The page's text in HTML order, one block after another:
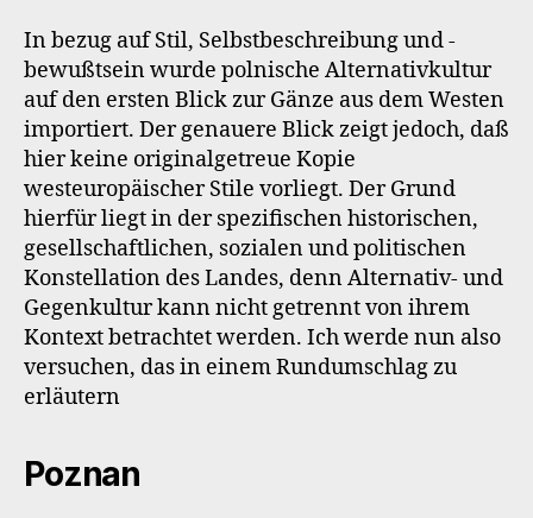
In bezug auf Stil, Selbstbeschreibung und -
bewußtsein wurde polnische Alternativkultur
auf den ersten Blick zur Gänze aus dem Westen
importiert. Der genauere Blick zeigt jedoch, daß
hier keine originalgetreue Kopie
westeuropäischer Stile vorliegt. Der Grund
hierfür liegt in der spezifischen historischen,
gesellschaftlichen, sozialen und politischen
Konstellation des Landes, denn Alternativ- und
Gegenkultur kann nicht getrennt von ihrem
Kontext betrachtet werden. Ich werde nun also
versuchen, das in einem Rundumschlag zu
erläutern
Poznan